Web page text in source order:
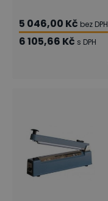
5 046,00 Kč bez DPH
6 105,66 Kč s DPH